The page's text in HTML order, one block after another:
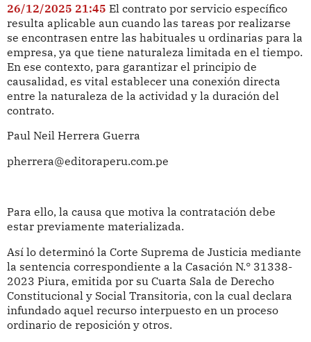
26/12/2025 21:45 El contrato por servicio específico
resulta aplicable aun cuando las tareas por realizarse
se encontrasen entre las habituales u ordinarias para la
empresa, ya que tiene naturaleza limitada en el tiempo.
En ese contexto, para garantizar el principio de
causalidad, es vital establecer una conexión directa
entre la naturaleza de la actividad y la duración del
contrato.
Paul Neil Herrera Guerra
pherrera@editoraperu.com.pe
Para ello, la causa que motiva la contratación debe
estar previamente materializada.
Así lo determinó la Corte Suprema de Justicia mediante
la sentencia correspondiente a la Casación N.° 31338-
2023 Piura, emitida por su Cuarta Sala de Derecho
Constitucional y Social Transitoria, con la cual declara
infundado aquel recurso interpuesto en un proceso
ordinario de reposición y otros.